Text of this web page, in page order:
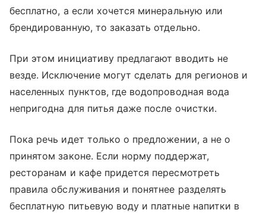
бесплатно, а если хочется минеральную или
брендированную, то заказать отдельно.
При этом инициативу предлагают вводить не
везде. Исключение могут сделать для регионов и
населенных пунктов, где водопроводная вода
непригодна для питья даже после очистки.
Пока речь идет только о предложении, а не о
принятом законе. Если норму поддержат,
ресторанам и кафе придется пересмотреть
правила обслуживания и понятнее разделять
бесплатную питьевую воду и платные напитки в